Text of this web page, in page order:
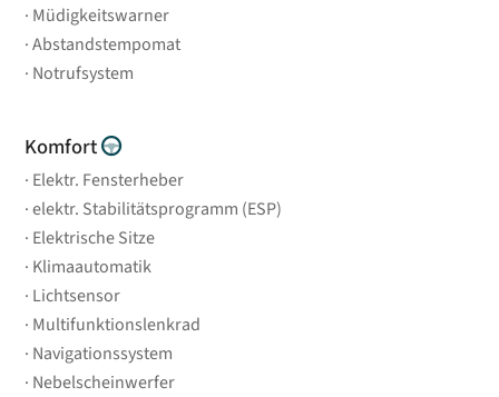
Müdigkeitswarner
Abstandstempomat
Notrufsystem
Komfort
Elektr. Fensterheber
elektr. Stabilitätsprogramm (ESP)
Elektrische Sitze
Klimaautomatik
Lichtsensor
Multifunktionslenkrad
Navigationssystem
Nebelscheinwerfer